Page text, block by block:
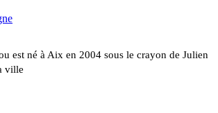
est né à Aix en 2004 sous le crayon de Julien
ville